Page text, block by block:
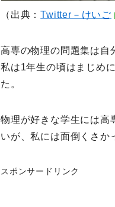
（出典：Twitter－けいご
高専の物理の問題集は自
私は1年生の頃はまじめ
た。
物理が好きな学生には高
いが、私には面倒くさか
スポンサードリンク